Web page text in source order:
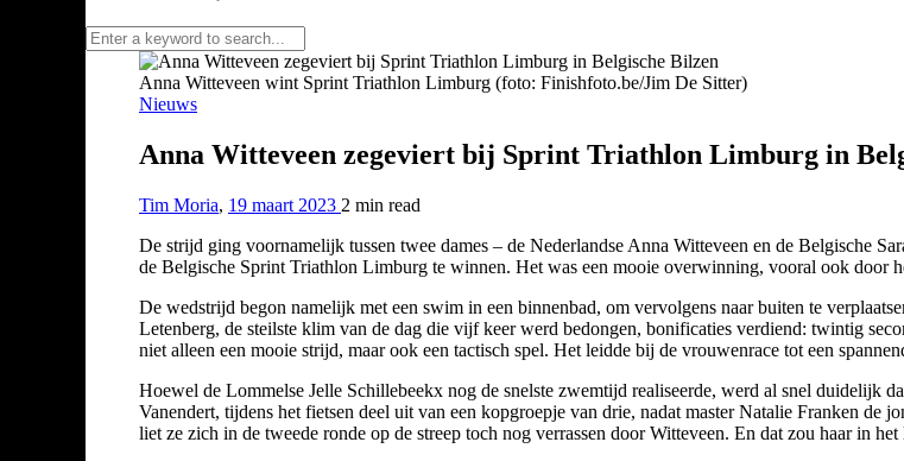
Anna Witteveen wint Sprint Triathlon Limburg (foto: Finishfoto.be/Jim De Sitter)
Nieuws
Anna Witteveen zegeviert bij Sprint Triathlon Limburg in
Tim Moria, 19 maart 2023 2 min read
De strijd ging voornamelijk tussen twee dames – de Nederlandse Anna Witteveen en de Belgische
de Belgische Sprint Triathlon Limburg te winnen. Het was een mooie overwinning, vooral ook door
De wedstrijd begon namelijk met een swim in een binnenbad, om vervolgens naar buiten te
Letenberg, de steilste klim van de dag die vijf keer werd bedongen, bonificaties verdiend: twintig
niet alleen een mooie strijd, maar ook een tactisch spel. Het leidde bij de vrouwenrace tot een
Hoewel de Lommelse Jelle Schillebeekx nog de snelste zwemtijd realiseerde, werd al snel duidelijk
Vanendert, tijdens het fietsen deel uit van een kopgroepje van drie, nadat master Natalie Franken de
liet ze zich in de tweede ronde op de streep toch nog verrassen door Witteveen. En dat zou haar in